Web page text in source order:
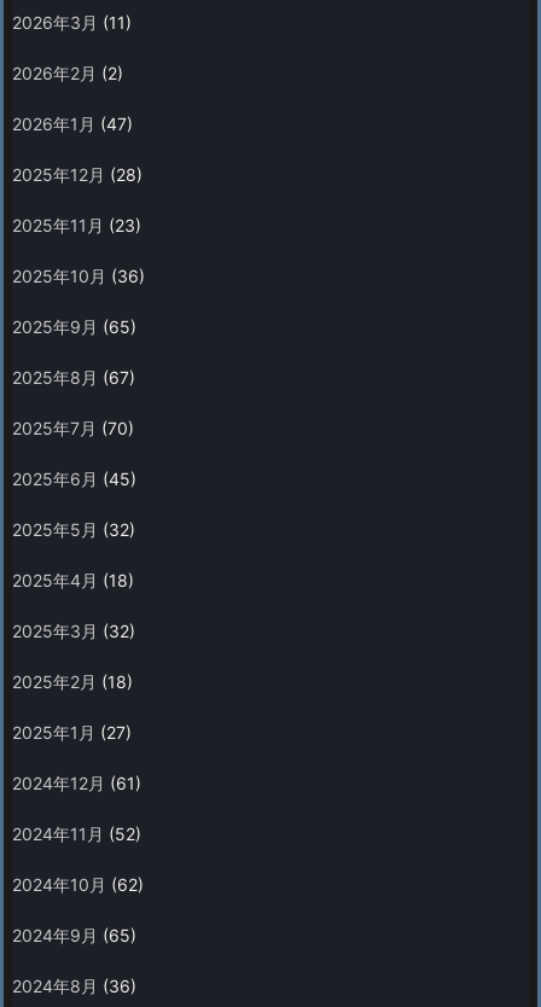
2026年3月 (11)
2026年2月 (2)
2026年1月 (47)
2025年12月 (28)
2025年11月 (23)
2025年10月 (36)
2025年9月 (65)
2025年8月 (67)
2025年7月 (70)
2025年6月 (45)
2025年5月 (32)
2025年4月 (18)
2025年3月 (32)
2025年2月 (18)
2025年1月 (27)
2024年12月 (61)
2024年11月 (52)
2024年10月 (62)
2024年9月 (65)
2024年8月 (36)